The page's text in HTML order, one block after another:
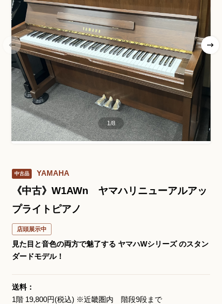
音楽教室・イベント情報
サポート・購入特典
お問い合わせ総合窓口
06-6252-0432
受付時間 10:00～19:00 (水曜定休)
大阪・本町のピアノ専門店
三木楽器 開成館
〒541-0057
1/8
中古品 YAMAHA
《中古》W1AWn ヤマハリニューアルアッ
プライトピアノ
店頭展示中
見た目と音色の両方で魅了する ヤマハWシリーズ のスタン
ダードモデル！
送料：
1階 19,800円(税込) ※近畿圏内 階段9段まで